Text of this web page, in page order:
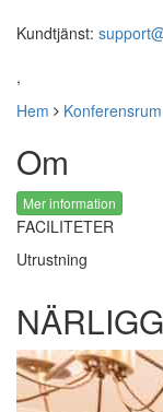
Kundtjänst:
,
Hem
Om
Mer information
FACILITETER
Utrustning